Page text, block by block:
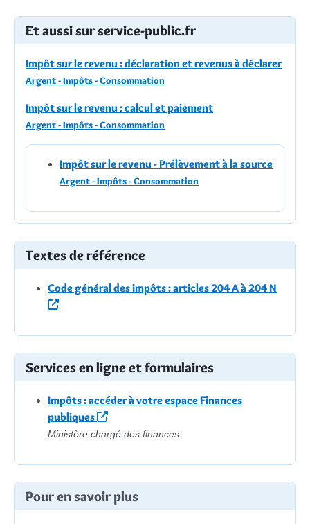
Et aussi sur service-public.fr
Impôt sur le revenu : déclaration et revenus à déclarer
Argent - Impôts - Consommation
Impôt sur le revenu : calcul et paiement
Argent - Impôts - Consommation
Impôt sur le revenu - Prélèvement à la source
Argent - Impôts - Consommation
Textes de référence
Code général des impôts : articles 204 A à 204 N
Services en ligne et formulaires
Impôts : accéder à votre espace Finances
publiques
Ministère chargé des finances
Pour en savoir plus